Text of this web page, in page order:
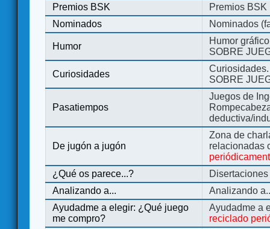
Premios BSK
Premios BSK
Nominados
Nominados
Humor
Humor
SOBRE
Curiosidades
SOBRE
Pasatiempos
Juegos de
deductiva/
De jugón a jugón
Zona de
relacionadas
¿Qué os parece...?
Analizando a...
Analizando
Ayudadme a elegir: ¿Qué juego
me compro?
Ayudadme a
reciclado